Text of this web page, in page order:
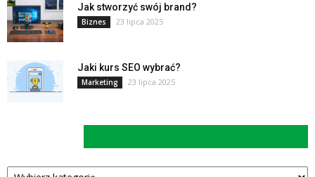
Jak stworzyć swój brand?
Biznes 23 lipca 2025
Jaki kurs SEO wybrać?
Marketing 23 lipca 2025
Kategorie